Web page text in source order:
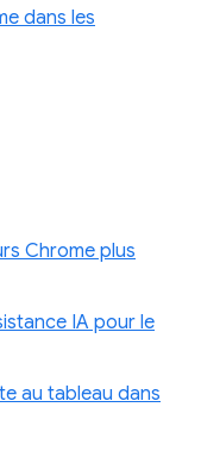
dans les
Chrome plus
IA pour le
au tableau dans